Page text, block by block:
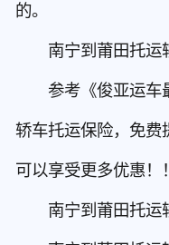
的。
南宁到莆田托运轿
参考《俊亚运车最
轿车托运保险，免费
可以享受更多优惠！！
南宁到莆田托运轿